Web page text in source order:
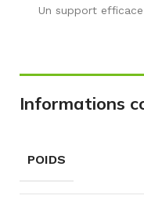
Un support efficace
Informations
POIDS